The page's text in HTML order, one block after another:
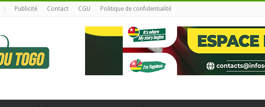
Publicité Contact CGU Politique de confidentialité